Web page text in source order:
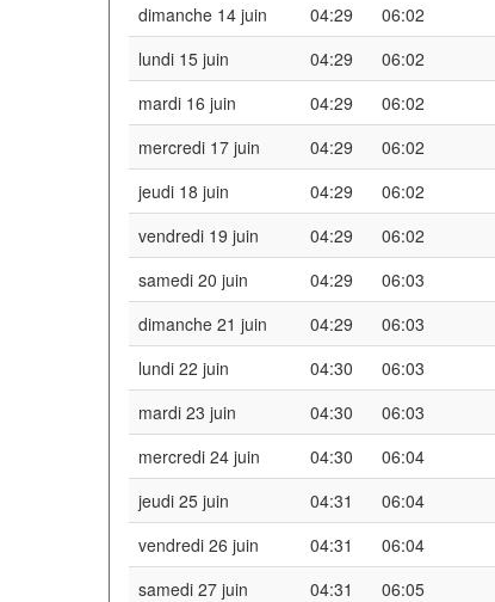
dimanche 14 juin
04:29 06:02
lundi 15 juin
04:29 06:02
mardi 16 juin
04:29 06:02
mercredi 17 juin
04:29 06:02
jeudi 18 juin
04:29 06:02
vendredi 19 juin
04:29 06:02
samedi 20 juin
04:29 06:03
dimanche 21 juin
04:29 06:03
lundi 22 juin
04:30 06:03
mardi 23 juin
04:30 06:03
mercredi 24 juin
04:30 06:04
jeudi 25 juin
04:31 06:04
vendredi 26 juin
04:31 06:04
samedi 27 juin
04:31 06:05